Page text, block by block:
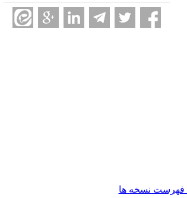
فهرست نسخه ها